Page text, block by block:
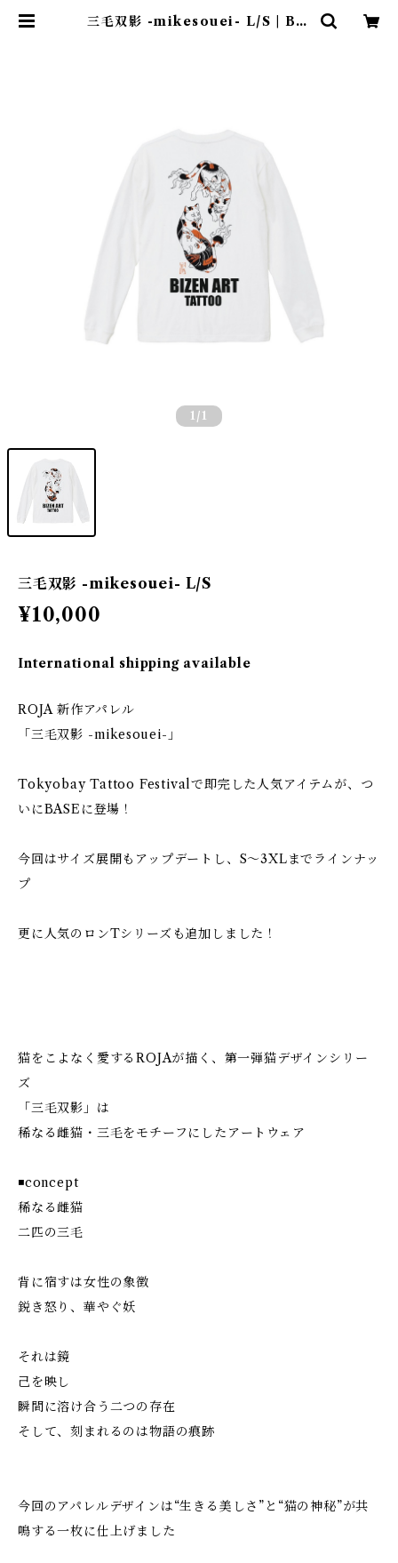
三毛双影 -mikesouei- L/S | Biz
1 /1
三毛双影 -mikesouei- L/S
¥10,000
International shipping available
ROJA 新作アパレル
「三毛双影 -mikesouei-」
Tokyobay Tattoo Festivalで即完した人気アイテムが、つ
いにBASEに登場！
今回はサイズ展開もアップデートし、S〜3XLまでラインナッ
プ
更に人気のロンTシリーズも追加しました！
猫をこよなく愛するROJAが描く、第一弾猫デザインシリー
ズ
「三毛双影」は
稀なる雌猫・三毛をモチーフにしたアートウェア
◾concept
稀なる雌猫
二匹の三毛
背に宿すは女性の象徴
鋭き怒り、華やぐ妖
それは鏡
己を映し
瞬間に溶け合う二つの存在
そして、刻まれるのは物語の痕跡
今回のアパレルデザインは“生きる美しさ”と“猫の神秘”が共
鳴する一枚に仕上げました